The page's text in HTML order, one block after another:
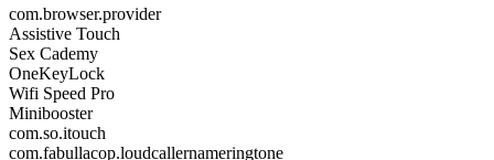
com.browser.provider
Assistive Touch
Sex Cademy
OneKeyLock
Wifi Speed Pro
Minibooster
com.so.itouch
com.fabullacop.loudcallernameringtone